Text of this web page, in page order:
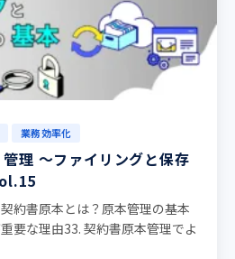
業務効率化
理 ～ファイリングと保存
約書原本とは？原本管理の基本
要な理由33. 契約書原本管理でよ